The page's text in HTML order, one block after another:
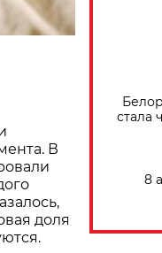
В
доля
стала
8